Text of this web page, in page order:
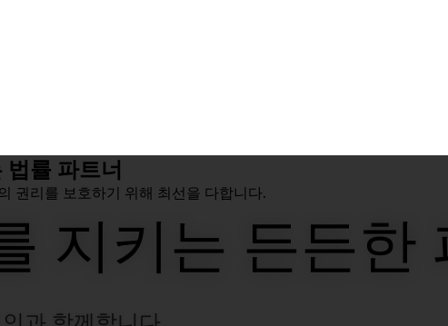
률 파트너
권리를 보호하기 위해 최선을 다합니다.
지키는 든든한